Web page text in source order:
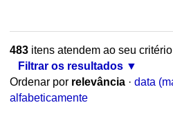
483itens atendem ao seu
Filtrar os resultados
Ordenar por relevância · data
alfabeticamente